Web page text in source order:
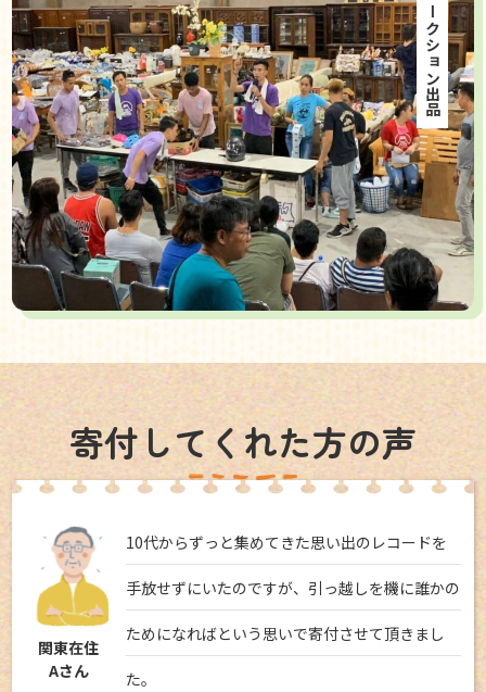
海外オークション出品
寄付してくれた方の声
関東在住
Aさん
10代からずっと集めてきた思い出のレコードを
手放せずにいたのですが、引っ越しを機に誰かの
ためになればという思いで寄付させて頂きまし
た。